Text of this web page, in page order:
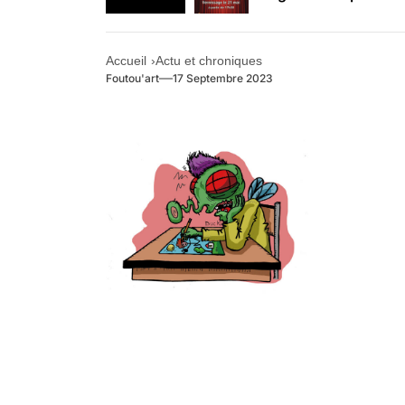
Accueil Actu et chroniques
Foutou'art 17 Septembre 2023